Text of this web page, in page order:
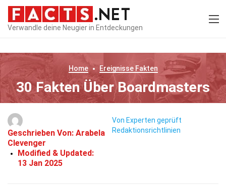
Verwandle deine Neugier in Entdeckungen
Home EreignisseFakten
30 Fakten Über Boardmasters
Geschrieben Von: Arabela
Clevenger
Modified & Updated:
13 Jan 2025
Von Experten geprüft
Redaktionsrichtlinien